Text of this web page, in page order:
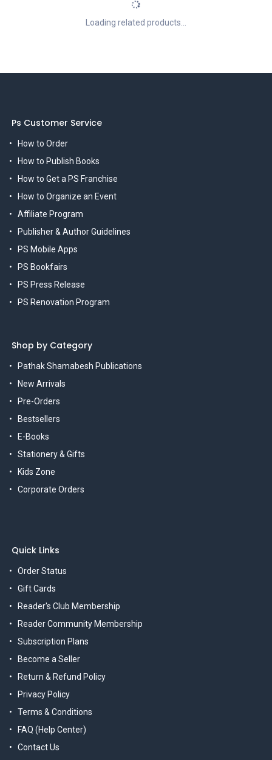
Loading related products...
Ps Customer Service
How to Order
How to Publish Books
How to Get a PS Franchise
How to Organize an Event
Affiliate Program
Publisher & Author Guidelines
PS Mobile Apps
PS Bookfairs
PS Press Release
PS Renovation Program
Shop by Category
Pathak Shamabesh Publications
New Arrivals
Pre-Orders
Bestsellers
E-Books
Stationery & Gifts
Kids Zone
Corporate Orders
Quick Links
Order Status
Gift Cards
Reader's Club Membership
Reader Community Membership
Subscription Plans
Become a Seller
Return & Refund Policy
Privacy Policy
Terms & Conditions
FAQ (Help Center)
Contact Us